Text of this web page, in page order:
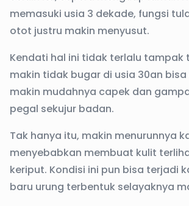
memasuki usia 3 dekade, fungsi
otot justru makin menyusut.
Kendati hal ini tidak terlalu tampak
makin tidak bugar di usia 30an
makin mudahnya capek dan
pegal sekujur badan.
Tak hanya itu, makin menurunnya
menyebabkan membuat kulit
keriput. Kondisi ini pun bisa terjadi
baru urung terbentuk selayaknya